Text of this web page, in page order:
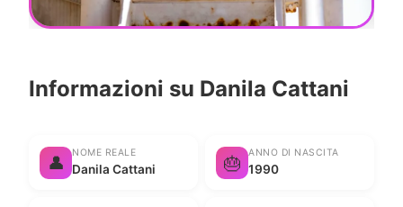
Informazioni su Danila Cattani
👤 NOME REALE
Danila Cattani 🎂 ANNO DI NASCITA
1990